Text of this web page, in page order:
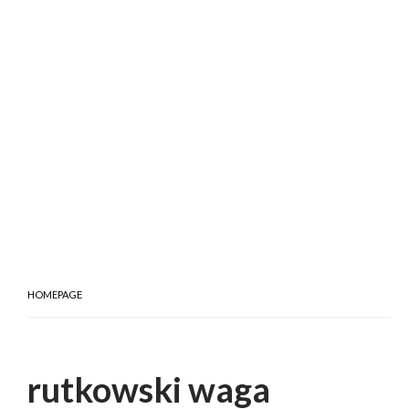
HOMEPAGE
rutkowski waga